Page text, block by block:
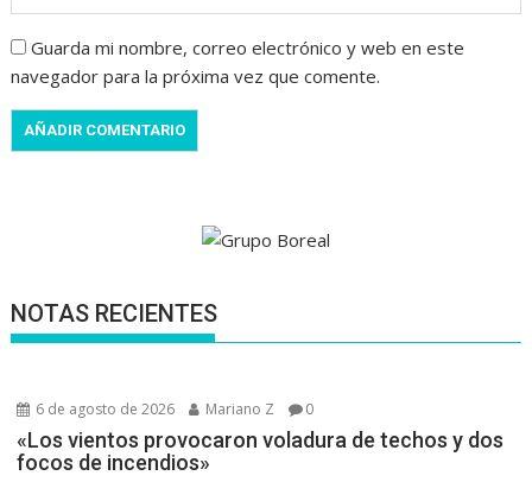
Guarda mi nombre, correo electrónico y web en este
navegador para la próxima vez que comente.
NOTAS RECIENTES
6 de agosto de 2026 Mariano Z 0
«Los vientos provocaron voladura de techos y dos
focos de incendios»